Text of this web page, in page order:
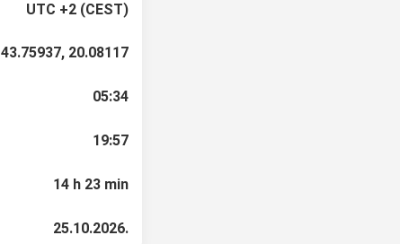
UTC +2 (CEST)
43.75937, 20.08117
05:34
19:57
14 h 23 min
25.10.2026.